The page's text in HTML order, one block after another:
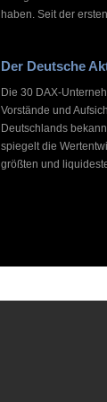
haben. Seit der
Der Deutsche
Die 30 DAX-
Vorstände und
Deutschlands
spiegelt die
größten und